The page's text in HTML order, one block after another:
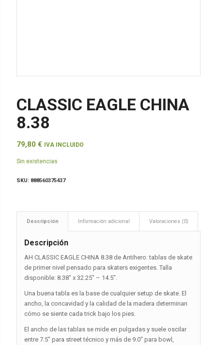
CLASSIC EAGLE CHINA
8.38
79,80 € IVA INCLUIDO
Sin existencias
SKU: 888560375437
Descripción Información adicional Valoraciones (0)
Descripción
AH CLASSIC EAGLE CHINA 8.38 de Antihero: tablas de skate
de primer nivel pensado para skaters exigentes. Talla
disponible: 8.38″ x 32.25″ – 14.5″.
Una buena tabla es la base de cualquier setup de skate. El
ancho, la concavidad y la calidad de la madera determinan
cómo se siente cada trick bajo los pies.
El ancho de las tablas se mide en pulgadas y suele oscilar
entre 7.5″ para street técnico y más de 9.0″ para bowl,